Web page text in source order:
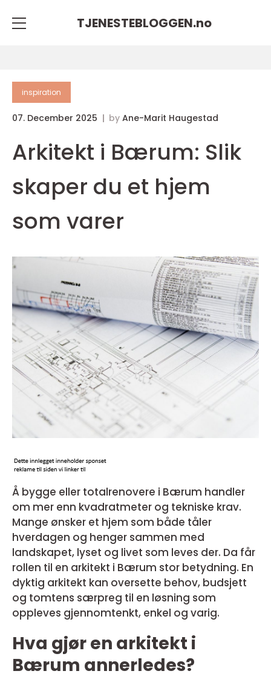
TJENESTEBLOGGEN.no
inspiration
07. December 2025 by Ane-Marit Haugestad
Arkitekt i Bærum: Slik
skaper du et hjem
som varer
Å bygge eller totalrenovere i Bærum handler
om mer enn kvadratmeter og tekniske krav.
Mange ønsker et hjem som både tåler
hverdagen og henger sammen med
landskapet, lyset og livet som leves der. Da får
rollen til en arkitekt i Bærum stor betydning. En
dyktig arkitekt kan oversette behov, budsjett
og tomtens særpreg til en løsning som
oppleves gjennomtenkt, enkel og varig.
Hva gjør en arkitekt i
Bærum annerledes?